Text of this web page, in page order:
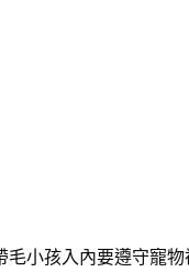
小孩入內要遵守寵